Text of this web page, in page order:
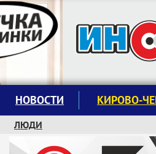
Следите за новостями:
НОВОСТИ КИРОВО-
ЛЮДИ
КРУЖКИ И СЕКЦИИ